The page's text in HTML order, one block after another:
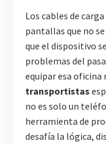
Los cables de
pantallas que no
que el dispositivo
problemas del
equipar esa oficina
transportistas
no es solo un
herramienta de
desafía la lógica,